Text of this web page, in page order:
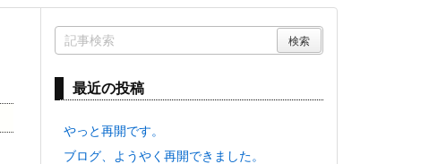
最近の投稿
やっと再開です。
ブログ、ようやく再開できました。